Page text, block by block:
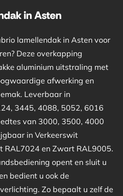
in Asten
lamellendak in Asten voor
Deze overkapping
aluminium uitstraling met
afwerking en
Leverbaar in
3445, 4088, 5052, 6016
van 3000, 3500, 4000
in Verkeerswit
RAL7024 en Zwart RAL9005.
opent en sluit u
bedient u ook de
Zo bepaalt u zelf de